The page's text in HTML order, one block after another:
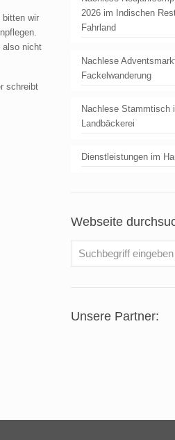
bitten wir
also nicht
schreibt
2026 im Indischen
Fahrland
Nachlese
Fackelwanderung
Nachlese Stammtisch
Landbäckerei
Dienstleistungen im
Webseite
Unsere Partner: